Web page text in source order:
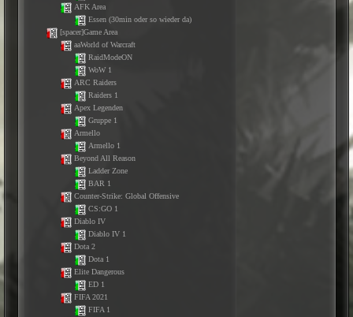
AFK Area
Essen (30min oder so wieder da)
[spacer]Game Area
aaWorld of Warcraft
RaidModeON
WoW 1
ARC Raiders
Raiders 1
Apex Legenden
Gruppe 1
Armello
Armello 1
Beyond All Reason
Ladder Zone
BAR 1
Counter-Strike: Global Offensive
CS:GO 1
Diablo IV
Diablo IV 1
Dota 2
Dota 1
Elite Dangerous
ED 1
FIFA 2021
FIFA 1